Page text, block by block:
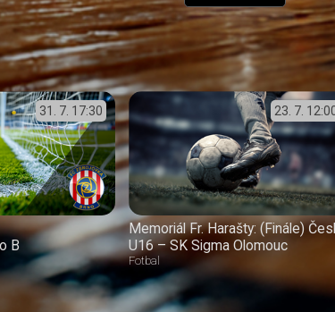
31. 7. 17:30
B
23. 7.
Memoriál Fr. Harašty: (Finále)
U16 – SK Sigma Olomouc
Fotbal